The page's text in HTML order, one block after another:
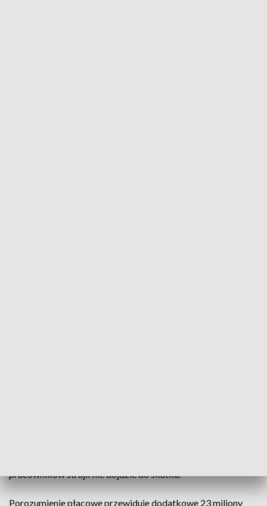
pracowników strajk nie dojdzie do skutku.
Porozumienie płacowe przewiduje dodatkowe 23 miliony